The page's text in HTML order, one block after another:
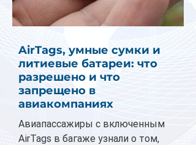
AirTags, умные сумки и
литиевые батареи: что
разрешено и что
запрещено в
авиакомпаниях
Авиапассажиры с включенным
AirTags в багаже узнали о том,